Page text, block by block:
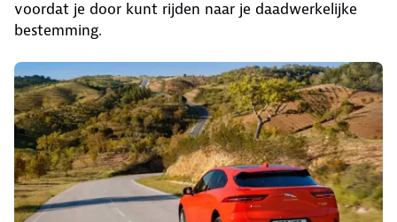
voordat je door kunt rijden naar je daadwerkelijke
bestemming.